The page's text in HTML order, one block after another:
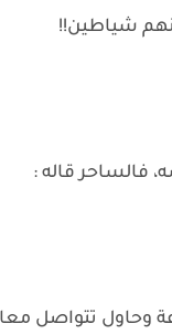
شياطين!!
فالساحر قاله :
وحاول تتواصل